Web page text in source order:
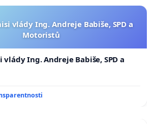
vlády Ing. Andreje Babiše, SPD a
Motoristů
vlády Ing. Andreje Babiše, SPD a